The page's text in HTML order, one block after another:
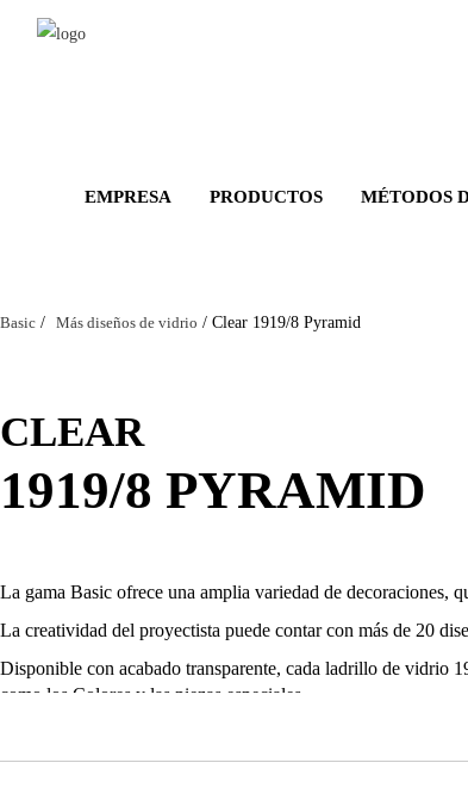
EMPRESA PRODUCTOS MÉTODOS
Basic / Más diseños de vidrio / Clear 1919/8 Pyramid
CLEAR
1919/8 PYRAMID
La gama Basic ofrece una amplia variedad de decoraciones,
La creatividad del proyectista puede contar con más de 20
Disponible con acabado transparente, cada ladrillo de vidrio
como los Colores y las piezas especiales.